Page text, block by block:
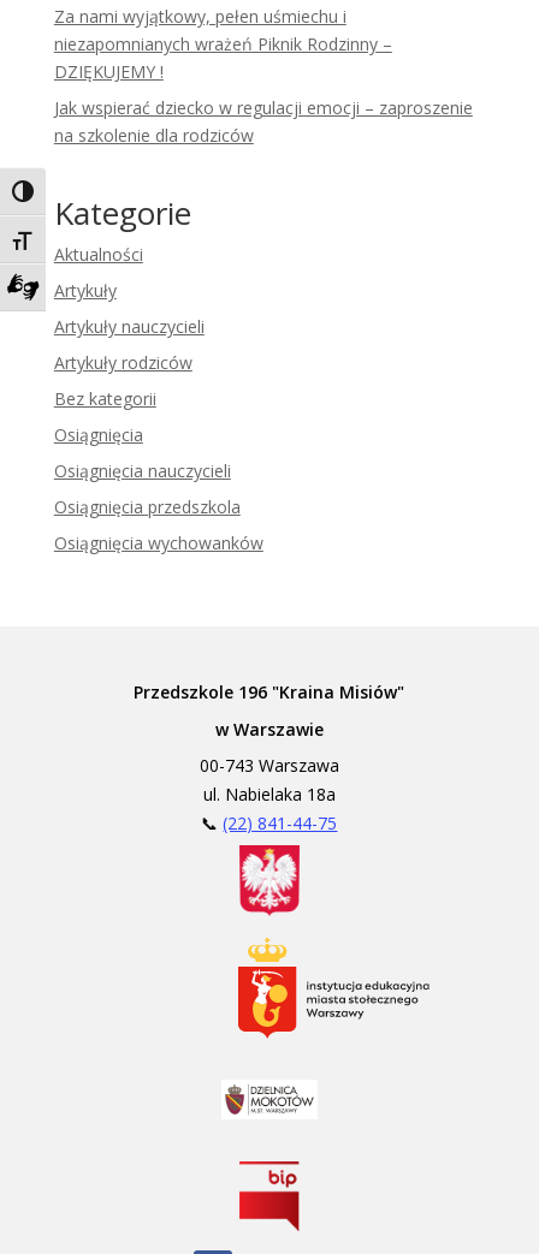
Toggle High Contrast
Toggle Font size
Zadzwoń do tłumacza języka migowego
Za nami wyjątkowy, pełen uśmiechu i
niezapomnianych wrażeń Piknik Rodzinny –
DZIĘKUJEMY !
Jak wspierać dziecko w regulacji emocji – zaproszenie
na szkolenie dla rodziców
Kategorie
Aktualności
Artykuły
Artykuły nauczycieli
Artykuły rodziców
Bez kategorii
Osiągnięcia
Osiągnięcia nauczycieli
Osiągnięcia przedszkola
Osiągnięcia wychowanków
Przedszkole 196 "Kraina Misiów"
w Warszawie
00-743 Warszawa
ul. Nabielaka 18a
📞(22) 841-44-75